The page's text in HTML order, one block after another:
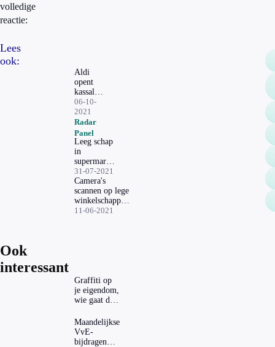
volledige
reactie:
Lees
ook:
Aldi
opent
kassaloze
winkel
met
sensoren
in 2022,
zo werkt
het
06-10-
2021
Radar
Panel
Leeg schap
in
supermarkt?
'Slimme
camera is
geen
oplossing'
31-07-2021
Camera's
scannen op lege
winkelschappen:
de toekomst of
11-06-2021
Ook
interessant
Graffiti op
je eigendom,
wie gaat dat
Maandelijkse
VvE-
bijdragen